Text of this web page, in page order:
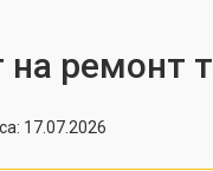
на ремонт
17.07.2026